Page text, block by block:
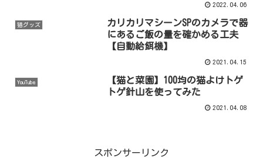
2022.04.06
猫グッズ
カリカリマシーンSPのカメラで器
にあるご飯の量を確かめる工夫
【自動給餌機】
2021.04.15
YouTube
【猫と菜園】100均の猫よけトゲ
トゲ針山を使ってみた
2021.04.08
スポンサーリンク